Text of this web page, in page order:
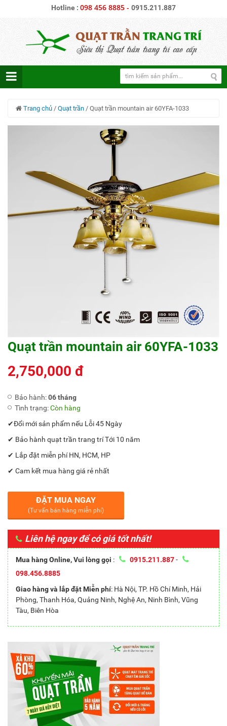
Hotline : 098 456 8885 - 0915.211.887
Trang chủ / Quạt trần / Quạt trần mountain air 60YFA-1033
Quạt trần mountain air 60YFA-1033
2,750,000 đ
Bảo hành:06 tháng
Tình trạng:Còn hàng
✔Đổi mới sản phẩm nếu Lỗi 45 Ngày
✔ Bảo hành quạt trần trang trí Tới 10 năm
✔ Lắp đặt miễn phí HN, HCM, HP
✔ Cam kết mua hàng giá rẻ nhất
ĐẶT MUA NGAY
(Tư vấn bán hàng miễn phí)
Liên hệ ngay để có giá tốt nhất!
Mua hàng Online, Vui lòng gọi : 0915.211.887-
098.456.8885
Giao hàng và lắp đặt Miễn phí: Hà Nội, TP. Hồ Chí Minh, Hải
Phòng, Thanh Hóa, Quảng Ninh, Nghệ An, Ninh Bình, Vũng
Tàu, Biên Hòa